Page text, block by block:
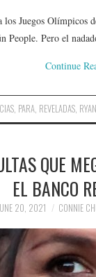
Juegos Olímpicos
People. Pero el
Continue
, PARA, REVELADAS, RYAN
QUE
EL BANCO
20, 2021 CONNIE